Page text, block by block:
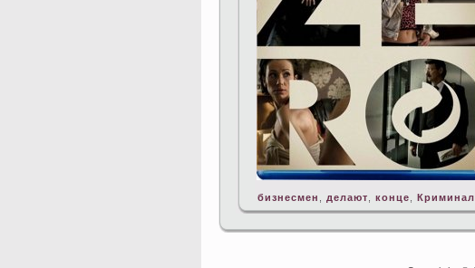
бизнесмен делают конце Криминал